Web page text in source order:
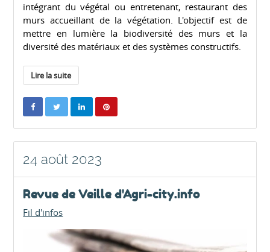
intégrant du végétal ou entretenant, restaurant des
murs accueillant de la végétation. L'objectif est de
mettre en lumière la biodiversité des murs et la
diversité des matériaux et des systèmes constructifs.
Lire la suite
24 août 2023
Revue de Veille d'Agri-city.info
Fil d'infos